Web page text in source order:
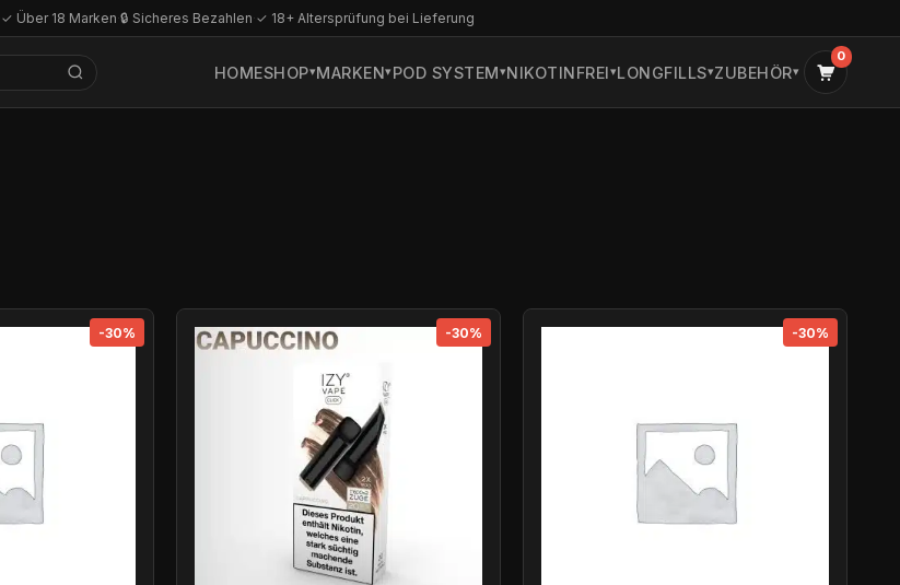
✓ Über 18 Marken·🔒 Sicheres Bezahlen·✓ 18+ Altersprüfung bei Lieferung
HOMESHOP MARKEN POD SYSTEM NIKOTINFREI LONGFILLS ZUBEHÖR
0
-30% -30% -30%